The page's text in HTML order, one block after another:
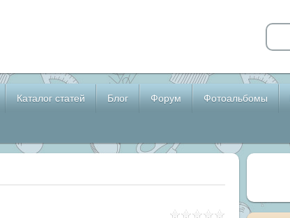
Каталог статей Блог Форум Фотоальбомы